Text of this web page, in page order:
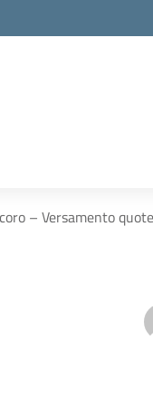
– Versamento quote